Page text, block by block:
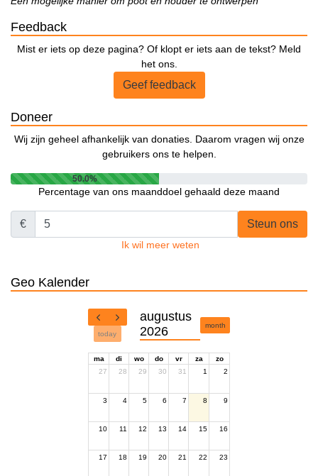
Feedback
Mist er iets op deze pagina? Of klopt er iets aan de tekst? Meld
het ons.
Geef feedback
Doneer
Wij zijn geheel afhankelijk van donaties. Daarom vragen wij onze
gebruikers ons te helpen.
50.0%
Percentage van ons maanddoel gehaald deze maand
€ Steun ons
Ik wil meer weten
Geo Kalender
today
augustus
2026
month
ma di wo do vr za
zo
27
28 29 30 31 1 2
3 4 5 6 7 8 9
10 11 12 13 14 15 16
17 18 19 20 21 22 23